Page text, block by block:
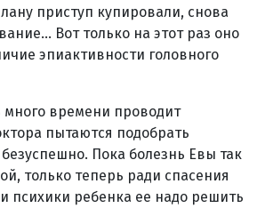
приступ купировали, снова
Вот только на этот раз оно
эпиактивности головного
много времени проводит
пытаются подобрать
Пока болезнь Евы так
только теперь ради спасения
психики ребенка ее надо решить